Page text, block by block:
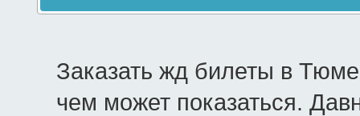
Заказать жд билеты в
чем может показаться.